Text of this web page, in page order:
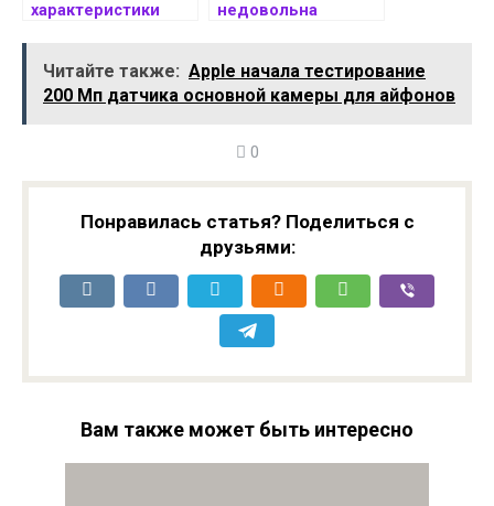
характеристики
Switch 2 были
раскрыты
недовольна
консоли Nintendo
Switch 2
Читайте также: Apple начала тестирование
200 Мп датчика основной камеры для айфонов
0
Понравилась статья? Поделиться с
друзьями:
Вам также может быть интересно